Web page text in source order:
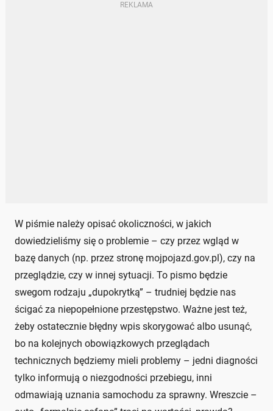
W piśmie należy opisać okoliczności, w jakich
dowiedzieliśmy się o problemie – czy przez wgląd w
bazę danych (np. przez stronę mojpojazd.gov.pl), czy na
przeglądzie, czy w innej sytuacji. To pismo będzie
swegom rodzaju „dupokrytką” – trudniej będzie nas
ścigać za niepopełnione przestępstwo. Ważne jest też,
żeby ostatecznie błędny wpis skorygować albo usunąć,
bo na kolejnych obowiązkowych przeglądach
technicznych będziemy mieli problemy – jedni diagności
tylko informują o niezgodności przebiegu, inni
odmawiają uznania samochodu za sprawny. Wreszcie –